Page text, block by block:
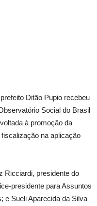
Ditão Pupio recebeu
Social do Brasil
à promoção da
na aplicação
Ricciardi, presidente do
presidente para Assuntos
e Sueli Aparecida da Silva